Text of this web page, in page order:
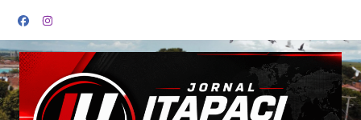
para
o
conteúdo